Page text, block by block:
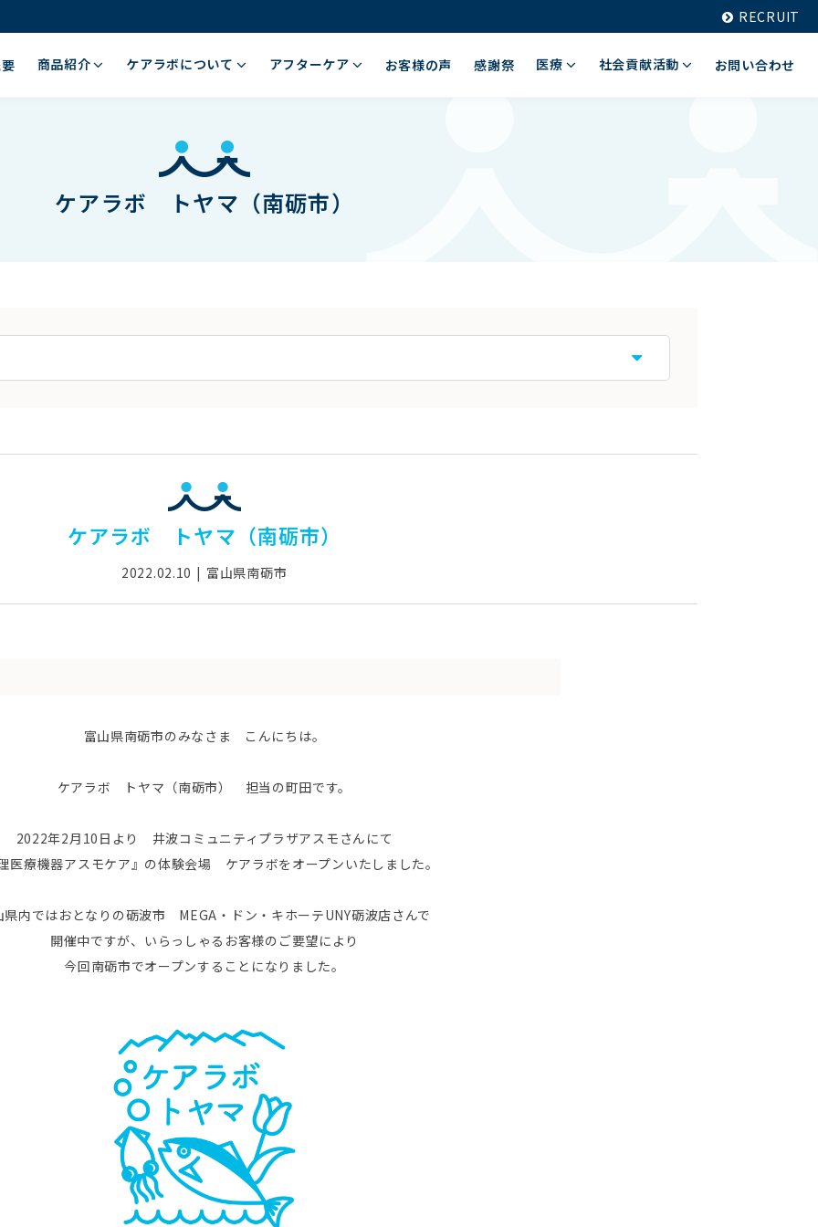
RECRUIT
商品紹介 ケアラボについて アフターケア お客様の声 感謝祭 医療 社会貢献活動 お問い合わせ
ケアラボ トヤマ（南砺市）
ケアラボ トヤマ（南砺市）
2022.02.10 富山県南砺市
富山県南砺市のみなさま こんにちは。
ケアラボ トヤマ（南砺市） 担当の町田です。
2022年2月10日より 井波コミュニティプラザアスモさんにて
医療機器アスモケア』の体験会場 ケアラボをオープンいたしました。
県内ではおとなりの砺波市 MEGA・ドン・キホーテUNY砺波店さんで
開催中ですが、いらっしゃるお客様のご要望により
今回南砺市でオープンすることになりました。